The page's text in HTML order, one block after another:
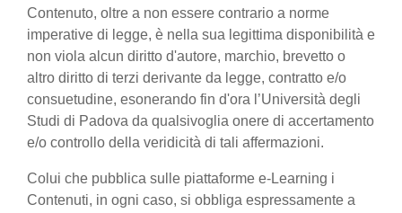
Contenuto, oltre a non essere contrario a norme
imperative di legge, è nella sua legittima disponibilità e
non viola alcun diritto d'autore, marchio, brevetto o
altro diritto di terzi derivante da legge, contratto e/o
consuetudine, esonerando fin d'ora l’Università degli
Studi di Padova da qualsivoglia onere di accertamento
e/o controllo della veridicità di tali affermazioni.
Colui che pubblica sulle piattaforme e-Learning i
Contenuti, in ogni caso, si obbliga espressamente a